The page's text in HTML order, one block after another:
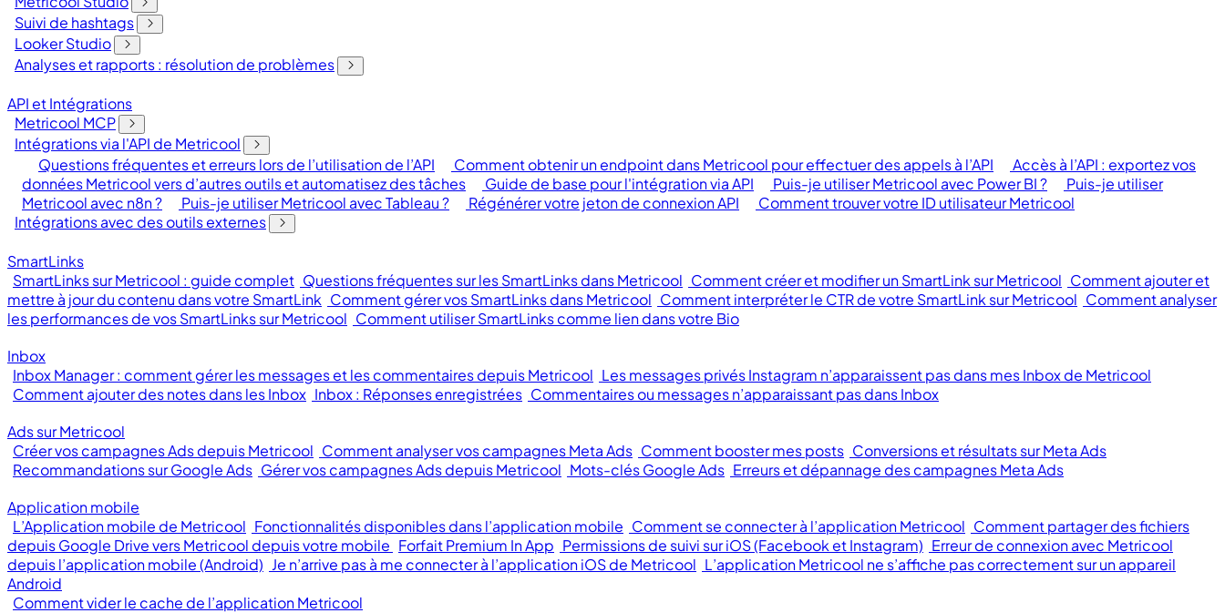
Suivi de hashtags
Looker Studio
Analyses et rapports : résolution de problèmes
API et Intégrations
Metricool MCP
Intégrations via l'API de Metricool
Questions fréquentes et erreurs lors de l’utilisation de l’API
Comment obtenir un endpoint dans Metricool pour effectuer des appels à l’API
Accès à l’API : exportez vos
données Metricool vers d’autres outils et automatisez des tâches
Guide de base pour l'intégration via API Puis-je utiliser Metricool avec Power BI ?
Puis-je utiliser
Metricool avec n8n ?
Puis-je utiliser Metricool avec Tableau ? Régénérer votre jeton de connexion API
Comment trouver votre ID utilisateur Metricool
Intégrations avec des outils externes
SmartLinks
SmartLinks sur Metricool : guide complet Questions fréquentes sur les SmartLinks dans Metricool Comment créer et modifier un SmartLink sur Metricool Comment ajouter et
mettre à jour du contenu dans votre SmartLink Comment gérer vos SmartLinks dans Metricool Comment interpréter le CTR de votre SmartLink sur Metricool Comment analyser
les performances de vos SmartLinks sur Metricool Comment utiliser SmartLinks comme lien dans votre Bio
Inbox
Inbox Manager : comment gérer les messages et les commentaires depuis Metricool Les messages privés Instagram n’apparaissent pas dans mes Inbox de Metricool
Comment ajouter des notes dans les Inbox Inbox : Réponses enregistrées Commentaires ou messages n’apparaissant pas dans Inbox
Ads sur Metricool
Créer vos campagnes Ads depuis Metricool Comment analyser vos campagnes Meta Ads Comment booster mes posts Conversions et résultats sur Meta Ads
Recommandations sur Google Ads Gérer vos campagnes Ads depuis Metricool Mots-clés Google Ads Erreurs et dépannage des campagnes Meta Ads
Application mobile
L’Application mobile de Metricool Fonctionnalités disponibles dans l’application mobile Comment se connecter à l’application Metricool Comment partager des fichiers
depuis Google Drive vers Metricool depuis votre mobile Forfait Premium In App Permissions de suivi sur iOS (Facebook et Instagram) Erreur de connexion avec Metricool
depuis l’application mobile (Android) Je n’arrive pas à me connecter à l’application iOS de Metricool L’application Metricool ne s’affiche pas correctement sur un appareil
Android
Comment vider le cache de l’application Metricool